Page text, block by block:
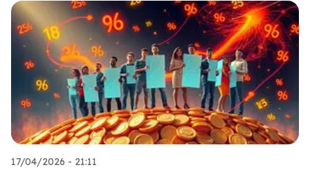
17/04/2026 - 21:11